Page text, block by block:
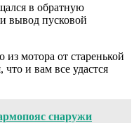
в обратную
вывод пусковой
из мотора от старенькой
и вам все удастся
снаружи